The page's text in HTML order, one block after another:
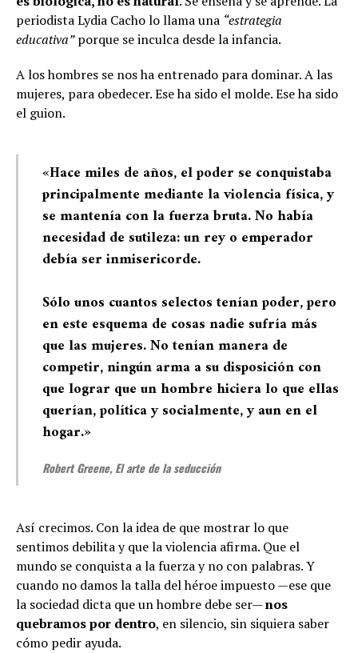
periodista Lydia Cacho lo llama una “estrategia
educativa”porque se inculca desde la infancia.
A los hombres se nos ha entrenado para dominar. A las
mujeres, para obedecer. Ese ha sido el molde. Ese ha sido
el guion.
«Hace miles de años, el poder se conquistaba
principalmente mediante la violencia física, y
se mantenía con la fuerza bruta. No había
necesidad de sutileza: un rey o emperador
debía ser inmisericorde.
Sólo unos cuantos selectos tenían poder, pero
en este esquema de cosas nadie sufría más
que las mujeres. No tenían manera de
competir, ningún arma a su disposición con
que lograr que un hombre hiciera lo que ellas
querían, política y socialmente, y aun en el
hogar.»
Robert Greene, El arte de la seducción
Así crecimos. Con la idea de que mostrar lo que
sentimos debilita y que la violencia afirma. Que el
mundo se conquista a la fuerza y no con palabras. Y
cuando no damos la talla del héroe impuesto —ese que
la sociedad dicta que un hombre debe ser—nos
quebramos por dentro, en silencio, sin siquiera saber
cómo pedir ayuda.